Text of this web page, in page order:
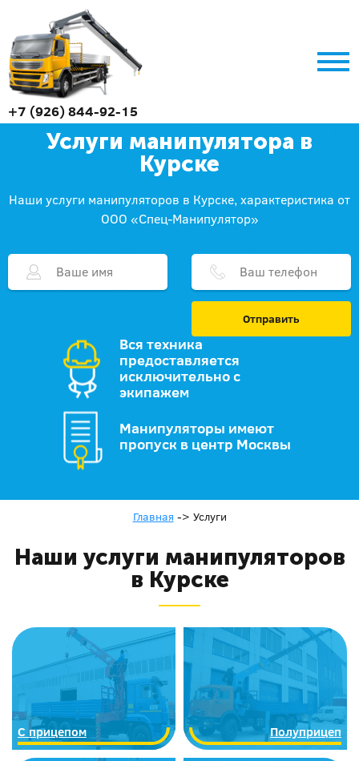
+7 (926) 844-92-15
Услуги манипулятора в
Курске
Наши услуги манипуляторов в Курске, характеристика от
ООО «Спец-Манипулятор»
Отправить
Вся техника
предоставляется
исключительно с
экипажем
Манипуляторы имеют
пропуск в центр Москвы
Главная -> Услуги
Наши услуги манипуляторов
в Курске
C прицепом Полуприцеп